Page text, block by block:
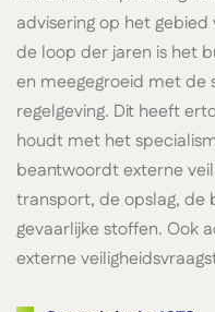
advisering op het
de loop der jaren is het
en meegegroeid met de
regelgeving. Dit heeft
houdt met het
beantwoordt externe
transport, de opslag, de
gevaarlijke stoffen. Ook
externe